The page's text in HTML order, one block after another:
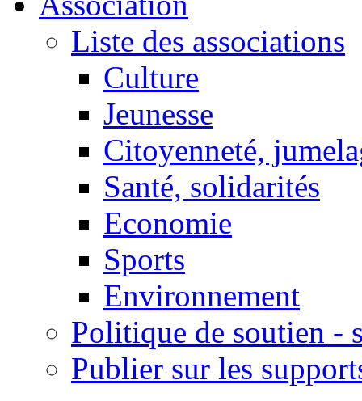
Liste des associations
Culture
Jeunesse
Citoyenneté,
Santé, solidarités
Economie
Sports
Environnement
Politique de soutien -
Publier sur les